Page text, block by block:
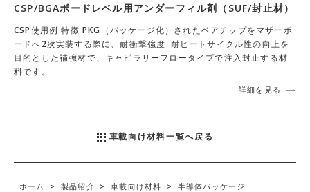
CSP/BGAボードレベル用アンダーフィル剤（SUF/封止材）
CSP使用例 特徴 PKG（パッケージ化）されたベアチップをマザーボ
ードへ2次実装する際に、耐衝撃強度･耐ヒートサイクル性の向上を
目的とした補強材で、キャピラリーフロータイプで注入封止する材
料です。
詳細を見る
車載向け材料一覧へ戻る
ホーム > 製品紹介 > 車載向け材料 > 半導体パッケージ